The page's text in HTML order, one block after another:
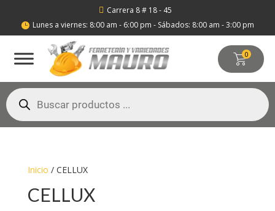
 Carrera 8 # 18 - 45
 Lunes a viernes: 8:00 am - 6:00 pm - Sábados: 8:00 am - 3:00 pm
0
Búsqueda
de
productos
Inicio / CELLUX
CELLUX